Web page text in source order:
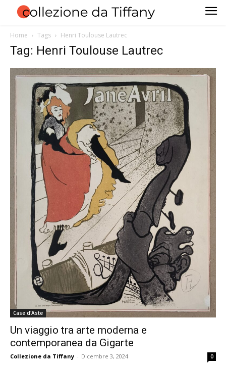
Home Tags Henri Toulouse Lautrec
Tag: Henri Toulouse Lautrec
Case d'Aste
Un viaggio tra arte moderna e
contemporanea da Gigarte
Collezione da Tiffany - Dicembre 3, 2024 0